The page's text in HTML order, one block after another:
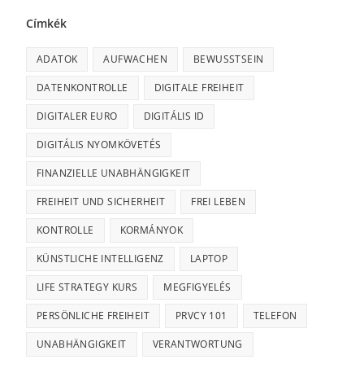
Címkék
ADATOK AUFWACHEN BEWUSSTSEIN
DATENKONTROLLE DIGITALE FREIHEIT
DIGITALER EURO DIGITÁLIS ID
DIGITÁLIS NYOMKÖVETÉS
FINANZIELLE UNABHÄNGIGKEIT
FREIHEIT UND SICHERHEIT FREI LEBEN
KONTROLLE KORMÁNYOK
KÜNSTLICHE INTELLIGENZ LAPTOP
LIFE STRATEGY KURS MEGFIGYELÉS
PERSÖNLICHE FREIHEIT PRVCY 101 TELEFON
UNABHÄNGIGKEIT VERANTWORTUNG